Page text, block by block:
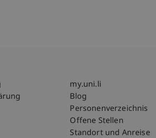
Hinweise
Fußzeile
my.uni.li
Blog
Personenverzeichnis
Offene Stellen
Standort und Anreise